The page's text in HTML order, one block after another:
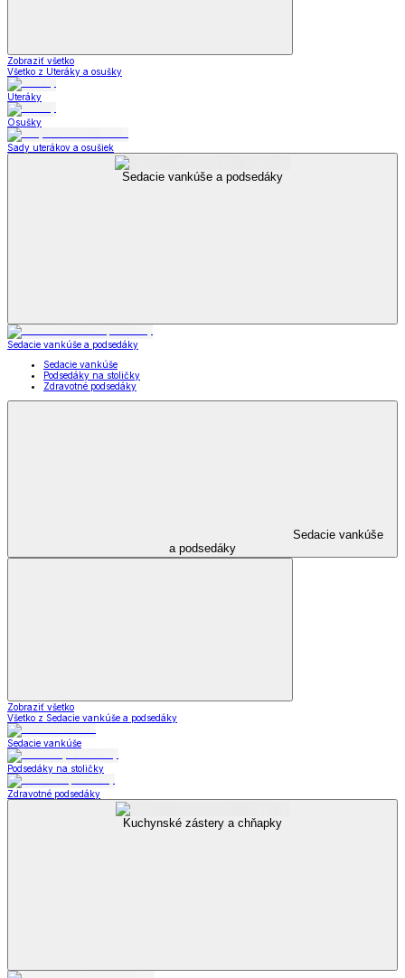
Zobraziť všetko
Všetko z Uteráky a osušky
Uteráky
Osušky
Sady uterákov a osušiek
Sedacie vankúše a podsedáky
Sedacie vankúše a podsedáky
Sedacie vankúše
Podsedáky na stoličky
Zdravotné podsedáky
Sedacie vankúše
a podsedáky
Zobraziť všetko
Všetko z Sedacie vankúše a podsedáky
Sedacie vankúše
Podsedáky na stoličky
Zdravotné podsedáky
Kuchynské zástery a chňapky